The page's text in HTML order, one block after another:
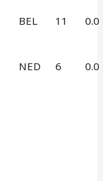
BEL 11 0.0
NED 6 0.0